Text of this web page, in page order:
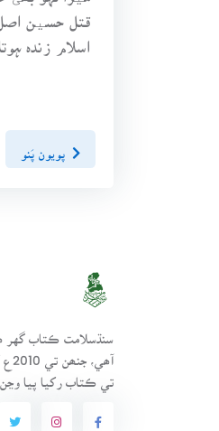
قتل حسین
اسلام زندہ
پويون پَنو
سنڌسلامت ڪتاب گهر
تي ڪتاب رکيا پيا وڃن.